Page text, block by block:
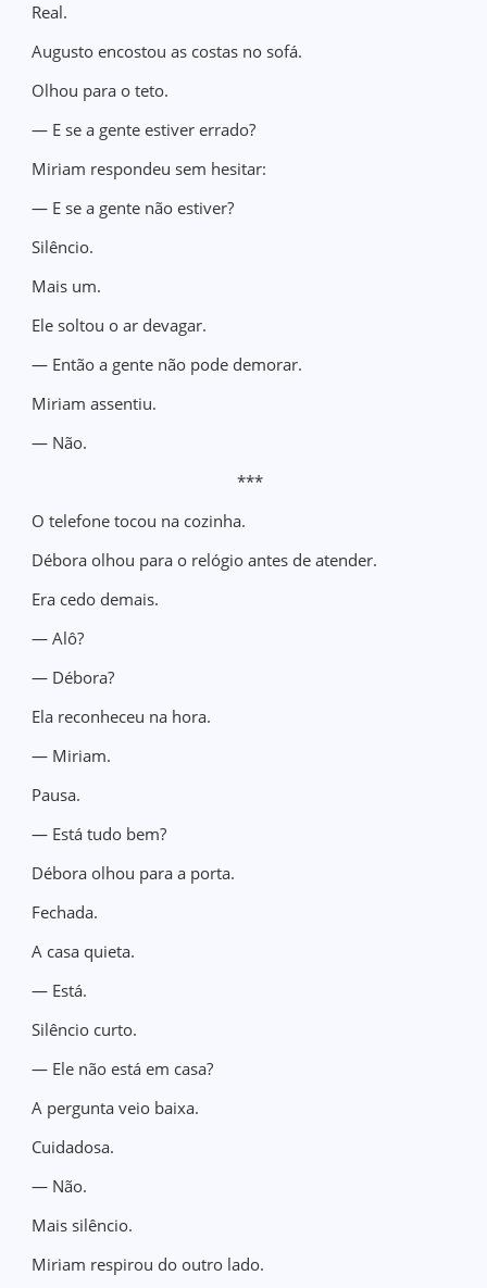
Real.
Augusto encostou as costas no sofá.
Olhou para o teto.
— E se a gente estiver errado?
Miriam respondeu sem hesitar:
— E se a gente não estiver?
Silêncio.
Mais um.
Ele soltou o ar devagar.
— Então a gente não pode demorar.
Miriam assentiu.
— Não.
***
O telefone tocou na cozinha.
Débora olhou para o relógio antes de atender.
Era cedo demais.
— Alô?
— Débora?
Ela reconheceu na hora.
— Miriam.
Pausa.
— Está tudo bem?
Débora olhou para a porta.
Fechada.
A casa quieta.
— Está.
Silêncio curto.
— Ele não está em casa?
A pergunta veio baixa.
Cuidadosa.
— Não.
Mais silêncio.
Miriam respirou do outro lado.